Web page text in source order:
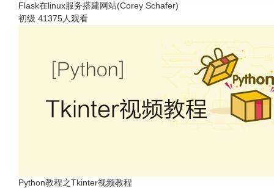
Flask在linux服务搭建网站(Corey Schafer)
初级 41375人观看
Python教程之Tkinter视频教程